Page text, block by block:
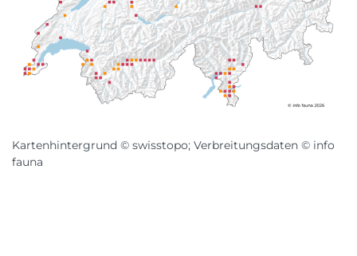
Kartenhintergrund © swisstopo; Verbreitungsdaten © info
fauna